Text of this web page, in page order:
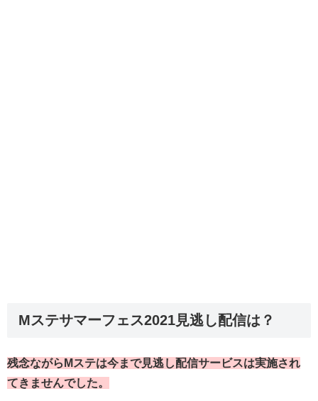
Mステサマーフェス2021見逃し配信は？
残念ながらMステは今まで見逃し配信サービスは実施され
てきませんでした。